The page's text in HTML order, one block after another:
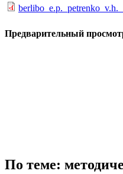
Предварительный
По теме: